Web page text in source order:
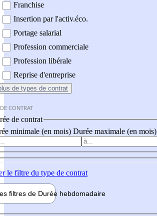
Franchise
Insertion par l'activ.éco.
Portage salarial
Profession commerciale
Profession libérale
Reprise d'entreprise
de types de contrat
CONTRAT
de contrat
minimale (en mois) Durée maximale (en mois)
le filtre du type de contrat
filtres de Durée hebdomadaire